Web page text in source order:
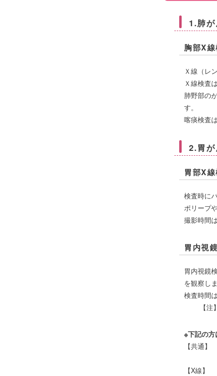
1.肺
胸部X
Ｘ線（レ
Ｘ線検査
肺野部の
す。
喀痰検査
2.胃
胃部X
検査時に
ポリープ
撮影時間
胃内視
胃内視鏡
を観察し
検査時間
【注】
※下記の
【共通
【X線】